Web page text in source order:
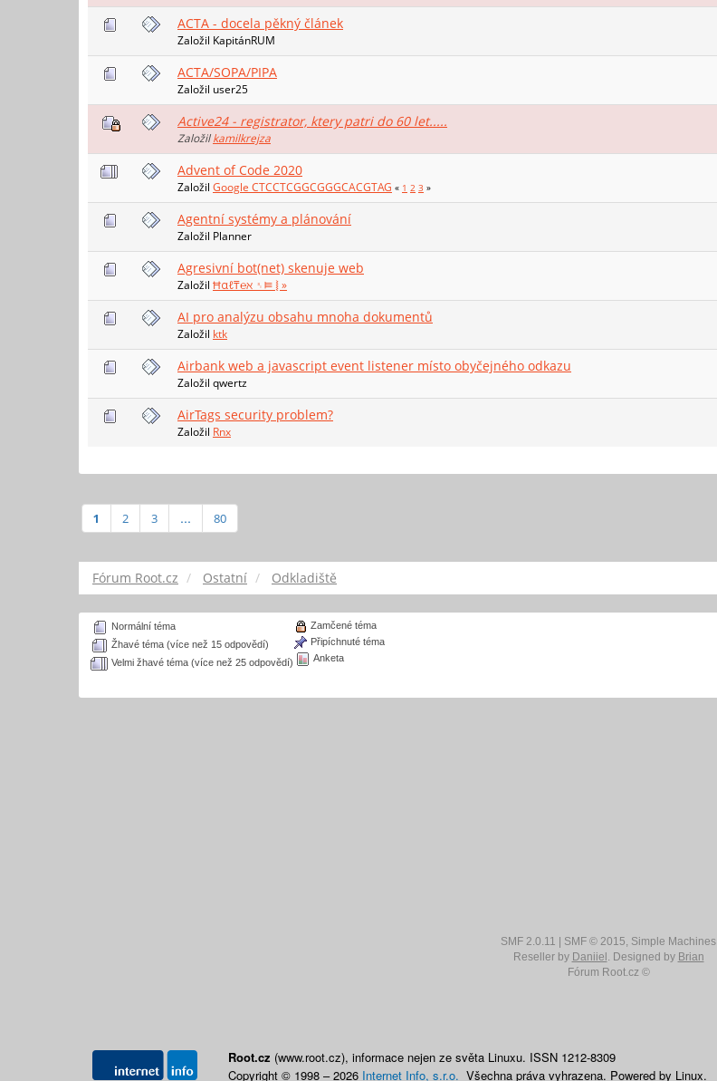
ACTA - docela pěkný článek
Založil KapitánRUM
ACTA/SOPA/PIPA
Založil user25
Active24 - registrator, ktery patri do 60 let.....
Založilkamilkrejza
Advent of Code 2020
Založil Google CTCCTCGGCGGGCACGTAG « 1 2 3 »
Agentní systémy a plánování
Založil Planner
Agresivní bot(net) skenuje web
Založil Ħαℓ₸℮ℵ ␏⫢ ⦚ »
AI pro analýzu obsahu mnoha dokumentů
Založil ktk
Airbank web a javascript event listener místo obyčejného odkazu
Založil qwertz
AirTags security problem?
Založil Rnx
1 2 3 ... 80
Fórum Root.cz Ostatní Odkladiště
Normální téma
Žhavé téma (více než 15 odpovědí)
Velmi žhavé téma (více než 25 odpovědí)
Zamčené téma
Připíchnuté téma
Anketa
SMF 2.0.11 SMF © 2015, Simple Machines
Reseller by Daniiel . Designed by Brian
Fórum Root.cz ©
Root.cz (www.root.cz), informace nejen ze světa Linuxu. ISSN 1212-8309
Copyright © 1998 – 2026 Internet Info, s.r.o. Všechna práva vyhrazena. Powered by Linux.